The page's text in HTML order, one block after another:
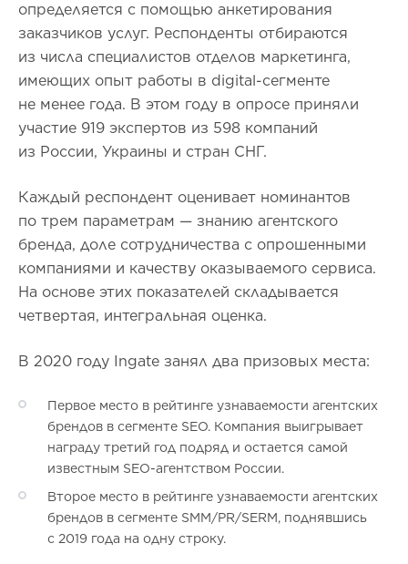
определяется с помощью анкетирования
заказчиков услуг. Респонденты отбираются
из числа специалистов отделов маркетинга,
имеющих опыт работы в digital-сегменте
не менее года. В этом году в опросе приняли
участие 919 экспертов из 598 компаний
из России, Украины и стран СНГ.
Каждый респондент оценивает номинантов
по трем параметрам — знанию агентского
бренда, доле сотрудничества с опрошенными
компаниями и качеству оказываемого сервиса.
На основе этих показателей складывается
четвертая, интегральная оценка.
В 2020 году Ingate занял два призовых места:
Первое место в рейтинге узнаваемости агентских
брендов в сегменте SEO. Компания выигрывает
награду третий год подряд и остается самой
известным SEO-агентством России.
Второе место в рейтинге узнаваемости агентских
брендов в сегменте SMM/PR/SERM, поднявшись
с 2019 года на одну строку.